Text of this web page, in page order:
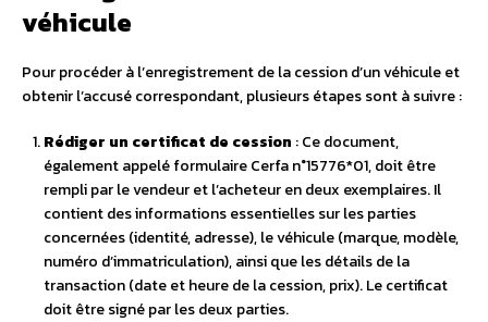
véhicule
Pour procéder à l’enregistrement de la cession d’un véhicule et
obtenir l’accusé correspondant, plusieurs étapes sont à suivre :
Rédiger un certificat de cession : Ce document,
également appelé formulaire Cerfa n°15776*01, doit être
rempli par le vendeur et l’acheteur en deux exemplaires. Il
contient des informations essentielles sur les parties
concernées (identité, adresse), le véhicule (marque, modèle,
numéro d’immatriculation), ainsi que les détails de la
transaction (date et heure de la cession, prix). Le certificat
doit être signé par les deux parties.